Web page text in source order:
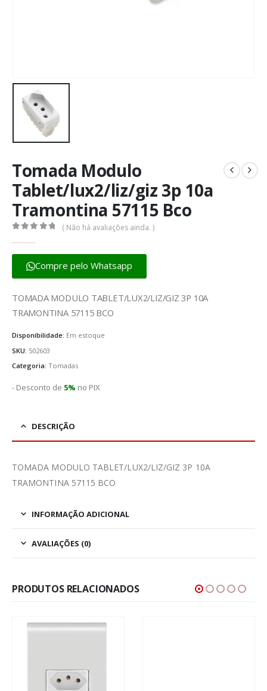
Tomada Modulo
Tablet/lux2/liz/giz 3p 10a
Tramontina 57115 Bco
( Não há avaliações ainda. )
Compre pelo Whatsapp
TOMADA MODULO TABLET/LUX2/LIZ/GIZ 3P 10A
TRAMONTINA 57115 BCO
Disponibilidade: Em estoque
SKU: 502603
Categoria: Tomadas
- Desconto de 5% no PIX
DESCRIÇÃO
TOMADA MODULO TABLET/LUX2/LIZ/GIZ 3P 10A
TRAMONTINA 57115 BCO
INFORMAÇÃO ADICIONAL
AVALIAÇÕES (0)
PRODUTOS RELACIONADOS